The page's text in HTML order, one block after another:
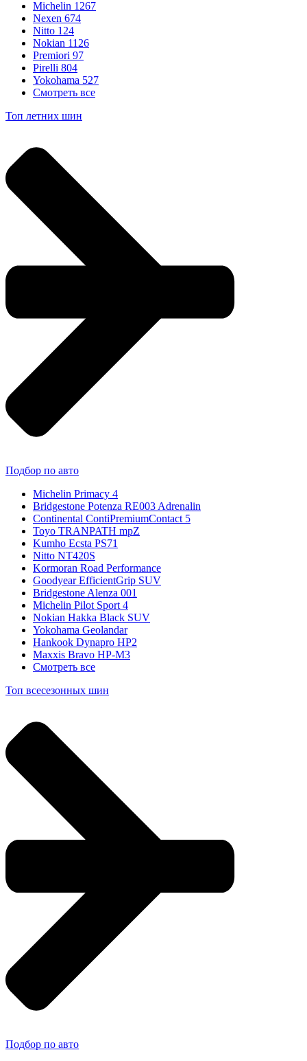
Michelin 1267
Nexen 674
Nitto 124
Nokian 1126
Premiori 97
Pirelli 804
Yokohama 527
Смотреть все
Топ летних шин
Подбор по авто
Michelin Primacy 4
Bridgestone Potenza RE003 Adrenalin
Continental ContiPremiumContact 5
Toyo TRANPATH mpZ
Kumho Ecsta PS71
Nitto NT420S
Kormoran Road Performance
Goodyear EfficientGrip SUV
Bridgestone Alenza 001
Michelin Pilot Sport 4
Nokian Hakka Black SUV
Yokohama Geolandar
Hankook Dynapro HP2
Maxxis Bravo HP-M3
Смотреть все
Топ всесезонных шин
Подбор по авто